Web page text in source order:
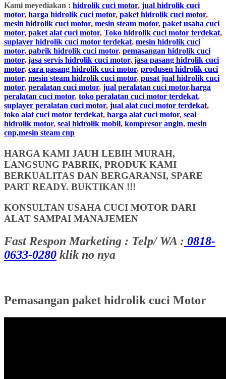
Kami meyediakan : hidrolik cuci motor, jual hidrolik cuci
motor, harga hidrolik cuci motor, paket hidrolik cuci motor,
mesin hidrolik cuci motor, mesin steam motor, paket usaha cuci
motor, paket alat cuci motor, Toko hidrolik cuci motor terdekat,
suplayer hidrolik cuci motor terdekat, mesin hidrolik cuci
motor, pabrik hidrolik cuci motor, pemasangan hidrolik cuci
motor, jasa servis hidrolik cuci motor, jasa pasang hidrolik cuci
motor, cara pasang hidrolik cuci motor, produsen hidrolik cuci
motor, mesin steam hidrolik cuci motor, pusat jual hidrolik cuci
motor, peralatan cuci motor, jual peralatan cuci motor,harga
peralatan cuci motor, toko peralatan cuci motor terdekat,
suplayer peralatan cuci motor, jual alat cuci motor terdekat,
toko alat cuci motor terdekat, harga alat cuci motor, seal
hidrolik motor, seal hidrolik mobil, kompresor angin, mesin
cnp,mesin steam cnp
HARGA KAMI JAUH LEBIH MURAH,
LANGSUNG PABRIK, PRODUK KAMI
BERKUALITAS DAN BERGARANSI, SPARE
PART READY. BUKTIKAN !!!
KONSULTAN USAHA CUCI MOTOR DARI
ALAT SAMPAI MANAJEMEN
Fast Respon Marketing : Telp/ WA : 0818-
0633-0280 klik no nya
Pemasangan paket hidrolik cuci Motor